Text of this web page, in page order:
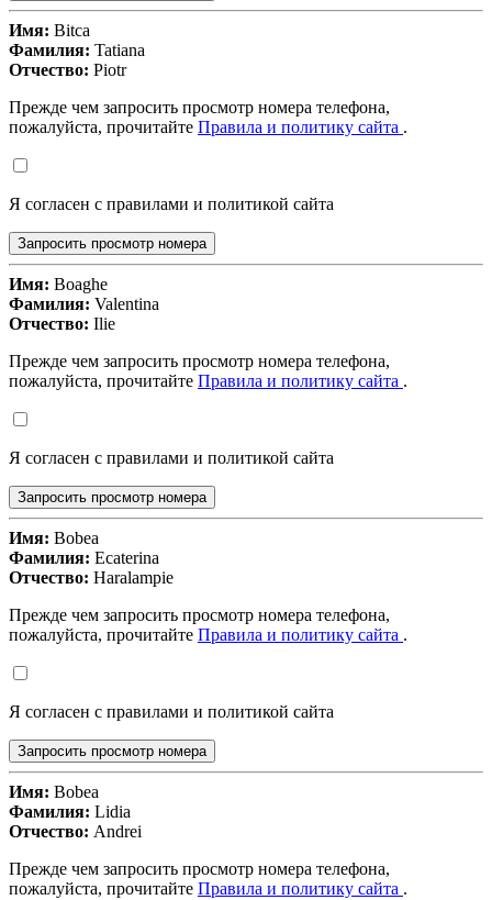
Имя: Bitca
Фамилия: Tatiana
Отчество: Piotr
Прежде чем запросить просмотр номера телефона,
пожалуйста, прочитайте Правила и политику сайта .
Я согласен с правилами и политикой сайта
Запросить просмотр номера
Имя: Boaghe
Фамилия: Valentina
Отчество: Ilie
Прежде чем запросить просмотр номера телефона,
пожалуйста, прочитайте Правила и политику сайта .
Я согласен с правилами и политикой сайта
Запросить просмотр номера
Имя: Bobea
Фамилия: Ecaterina
Отчество: Haralampie
Прежде чем запросить просмотр номера телефона,
пожалуйста, прочитайте Правила и политику сайта .
Я согласен с правилами и политикой сайта
Запросить просмотр номера
Имя: Bobea
Фамилия: Lidia
Отчество: Andrei
Прежде чем запросить просмотр номера телефона,
пожалуйста, прочитайте Правила и политику сайта .